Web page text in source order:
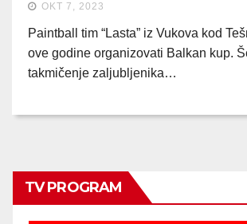
OKT 7, 2023
Paintball tim “Lasta” iz Vukova kod
ove godine organizovati Balkan kup.
takmičenje zaljubljenika…
TV PROGRAM